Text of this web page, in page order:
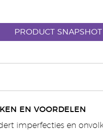
PRODUCT SNAPSHOT
EN VOORDELEN
imperfecties en